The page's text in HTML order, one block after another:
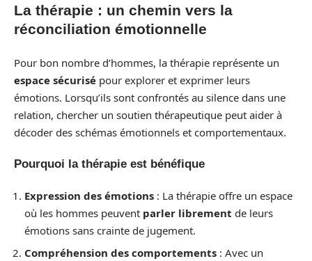
La thérapie : un chemin vers la
réconciliation émotionnelle
Pour bon nombre d’hommes, la thérapie représente un
espace sécurisé pour explorer et exprimer leurs
émotions. Lorsqu’ils sont confrontés au silence dans une
relation, chercher un soutien thérapeutique peut aider à
décoder des schémas émotionnels et comportementaux.
Pourquoi la thérapie est bénéfique
Expression des émotions : La thérapie offre un espace
où les hommes peuvent parler librement de leurs
émotions sans crainte de jugement.
Compréhension des comportements : Avec un